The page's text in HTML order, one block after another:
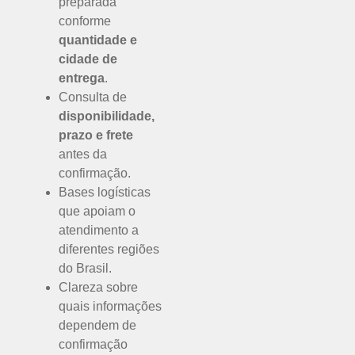
conforme
quantidade e
cidade de
entrega.
Consulta de
disponibilidade,
prazo e frete
antes da
confirmação.
Bases logísticas
que apoiam o
atendimento a
diferentes regiões
do Brasil.
Clareza sobre
quais informações
dependem de
confirmação